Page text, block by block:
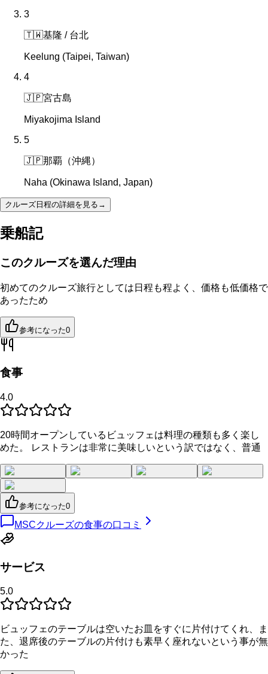
3
🇹🇼基隆 / 台北
Keelung (Taipei, Taiwan)
4
🇯🇵宮古島
Miyakojima Island
5
🇯🇵那覇（沖縄）
Naha (Okinawa Island, Japan)
クルーズ日程の詳細を見る →
乗船記
このクルーズを選んだ理由
初めてのクルーズ旅行としては日程も程よく、価格も低価格で
あったため
参考になった0
食事
4.0
20時間オープンしているビュッフェは料理の種類も多く楽し
めた。 レストランは非常に美味しいという訳ではなく、普通
参考になった0
MSCクルーズの食事の口コミ
サービス
5.0
ビュッフェのテーブルは空いたお皿をすぐに片付けてくれ、ま
た、退席後のテーブルの片付けも素早く座れないという事が無
かった